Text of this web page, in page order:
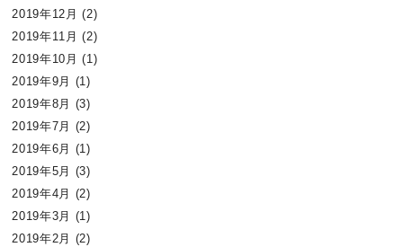
2019年12月 (2)
2019年11月 (2)
2019年10月 (1)
2019年9月 (1)
2019年8月 (3)
2019年7月 (2)
2019年6月 (1)
2019年5月 (3)
2019年4月 (2)
2019年3月 (1)
2019年2月 (2)